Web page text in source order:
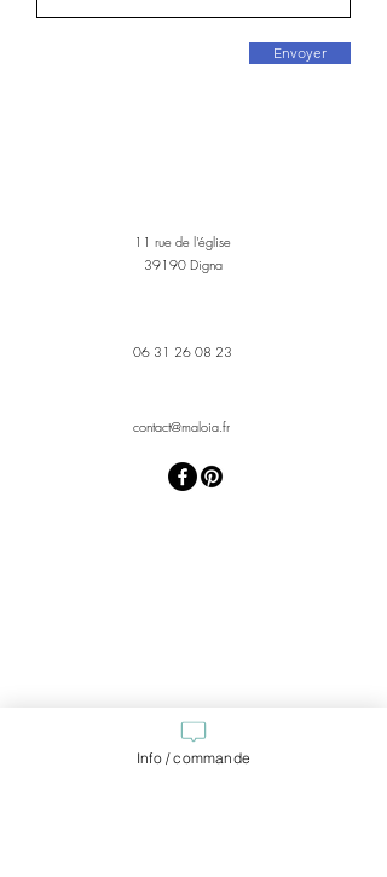
Envoyer
11 rue de l'église
39190 Digna
06 31 26 08 23
contact@maloia.fr
Info / commande